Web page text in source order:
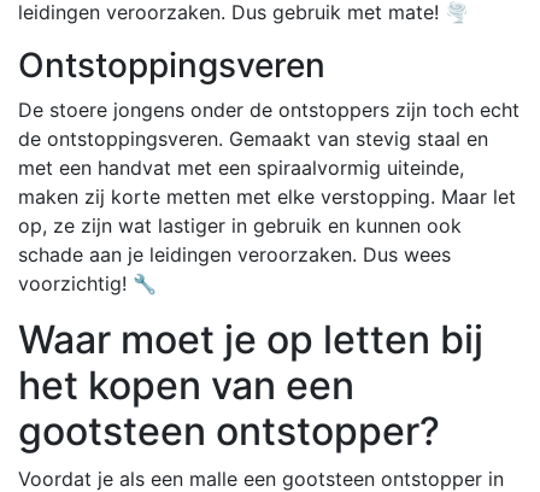
leidingen veroorzaken. Dus gebruik met mate! 🌪️
Ontstoppingsveren
De stoere jongens onder de ontstoppers zijn toch echt
de ontstoppingsveren. Gemaakt van stevig staal en
met een handvat met een spiraalvormig uiteinde,
maken zij korte metten met elke verstopping. Maar let
op, ze zijn wat lastiger in gebruik en kunnen ook
schade aan je leidingen veroorzaken. Dus wees
voorzichtig! 🔧
Waar moet je op letten bij
het kopen van een
gootsteen ontstopper?
Voordat je als een malle een gootsteen ontstopper in